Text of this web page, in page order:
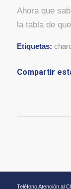
Ahora que
la tabla de
Etiquetas:
Compartir
Teléfono Atención al